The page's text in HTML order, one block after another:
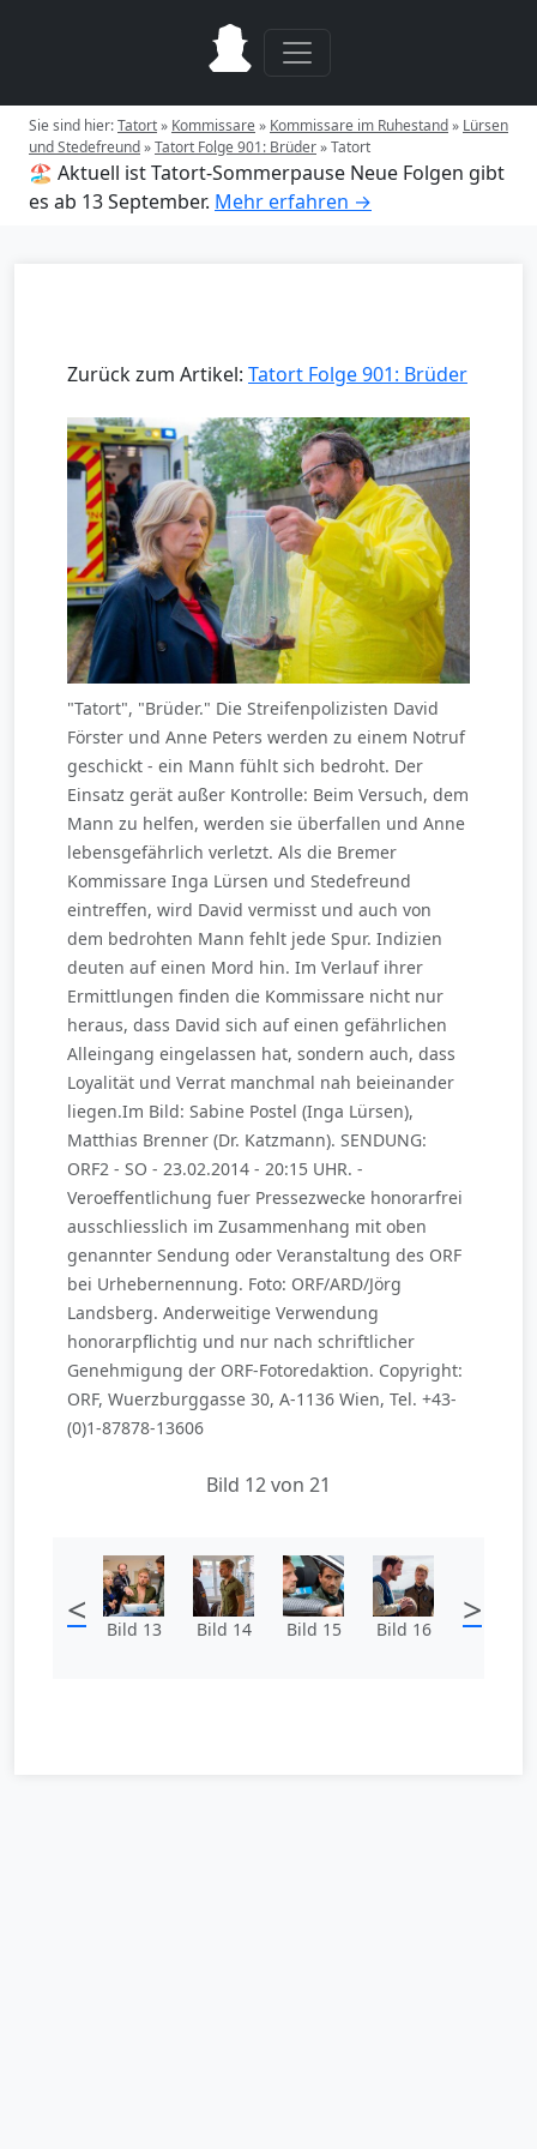
Sie sind hier:Tatort» Kommissare» Kommissare im Ruhestand» Lürsen
und Stedefreund»Tatort Folge 901: Brüder»Tatort
🏖️ Aktuell ist Tatort-Sommerpause Neue Folgen gibt
es ab 13 September. Mehr erfahren →
Zurück zum Artikel: Tatort Folge 901: Brüder
"Tatort", "Brüder." Die Streifenpolizisten David
Förster und Anne Peters werden zu einem Notruf
geschickt - ein Mann fühlt sich bedroht. Der
Einsatz gerät außer Kontrolle: Beim Versuch, dem
Mann zu helfen, werden sie überfallen und Anne
lebensgefährlich verletzt. Als die Bremer
Kommissare Inga Lürsen und Stedefreund
eintreffen, wird David vermisst und auch von
dem bedrohten Mann fehlt jede Spur. Indizien
deuten auf einen Mord hin. Im Verlauf ihrer
Ermittlungen finden die Kommissare nicht nur
heraus, dass David sich auf einen gefährlichen
Alleingang eingelassen hat, sondern auch, dass
Loyalität und Verrat manchmal nah beieinander
liegen.Im Bild: Sabine Postel (Inga Lürsen),
Matthias Brenner (Dr. Katzmann). SENDUNG:
ORF2 - SO - 23.02.2014 - 20:15 UHR. -
Veroeffentlichung fuer Pressezwecke honorarfrei
ausschliesslich im Zusammenhang mit oben
genannter Sendung oder Veranstaltung des ORF
bei Urhebernennung. Foto: ORF/ARD/Jörg
Landsberg. Anderweitige Verwendung
honorarpflichtig und nur nach schriftlicher
Genehmigung der ORF-Fotoredaktion. Copyright:
ORF, Wuerzburggasse 30, A-1136 Wien, Tel. +43-
(0)1-87878-13606
Bild 12 von 21
< Bild 13 Bild 14 Bild 15 Bild 16 >